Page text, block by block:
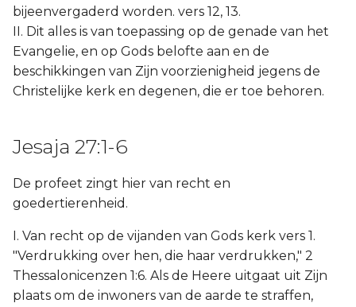
bijeenvergaderd worden. vers 12, 13.
II. Dit alles is van toepassing op de genade van het
Evangelie, en op Gods belofte aan en de
beschikkingen van Zijn voorzienigheid jegens de
Christelijke kerk en degenen, die er toe behoren.
Jesaja 27:1-6
De profeet zingt hier van recht en
goedertierenheid.
I. Van recht op de vijanden van Gods kerk vers 1.
"Verdrukking over hen, die haar verdrukken," 2
Thessalonicenzen 1:6. Als de Heere uitgaat uit Zijn
plaats om de inwoners van de aarde te straffen,